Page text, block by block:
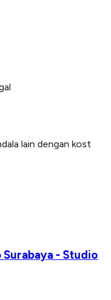
lain dengan kost
- Studio